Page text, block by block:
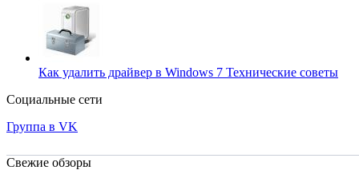
Как удалить драйвер в Windows 7 Технические советы
Социальные сети
Группа в VK
Свежие обзоры